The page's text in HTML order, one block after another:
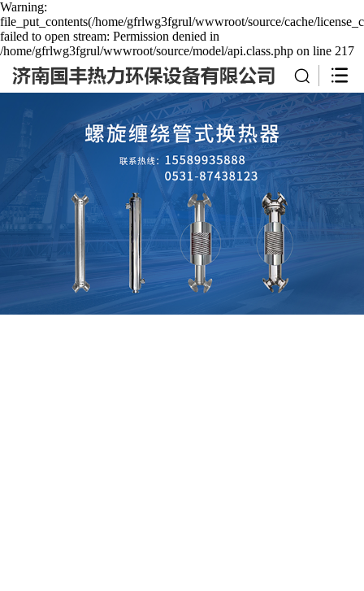
Warning:
file_put_contents(/home/gfrlwg3fgrul/wwwroot/source/cache/
failed to open stream: Permission denied in
/home/gfrlwg3fgrul/wwwroot/source/model/api.class.php on line 217